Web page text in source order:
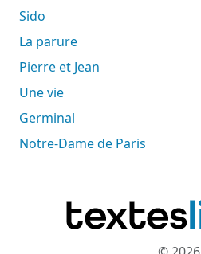
Sido
La parure
Pierre et Jean
Une vie
Germinal
Notre-Dame de Paris